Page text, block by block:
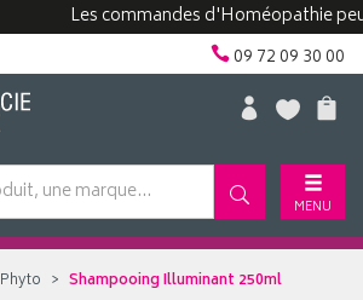
Les commandes d'Homéopathie
09 72 09 30 00
MENU
Phyto Shampooing Illuminant 250ml